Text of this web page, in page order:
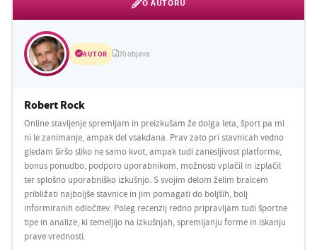
O AUTORU
AUTOR 70 objava
Robert Rock
Online stavljenje spremljam in preizkušam že dolga leta, šport pa mi
ni le zanimanje, ampak del vsakdana. Prav zato pri stavnicah vedno
gledam širšo sliko ne samo kvot, ampak tudi zanesljivost platforme,
bonus ponudbo, podporo uporabnikom, možnosti vplačil in izplačil
ter splošno uporabniško izkušnjo. S svojim delom želim bralcem
približati najboljše stavnice in jim pomagati do boljših, bolj
informiranih odločitev. Poleg recenzij redno pripravljam tudi športne
tipe in analize, ki temeljijo na izkušnjah, spremljanju forme in iskanju
prave vrednosti.